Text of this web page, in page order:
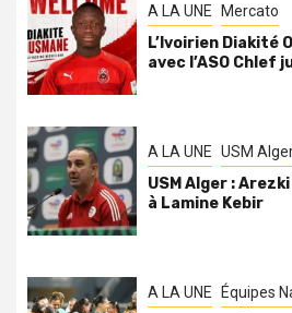
A LA UNE Mercato
L’Ivoirien Diakité
avec l’ASO Chlef
A LA UNE USM
USM Alger :
à Lamine Kebir
A LA UNE Équipes